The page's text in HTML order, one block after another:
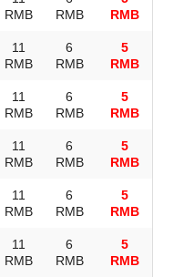
RMB
RMB
RMB
11
RMB
6
RMB
5
RMB
11
RMB
6
RMB
5
RMB
11
RMB
6
RMB
5
RMB
11
RMB
6
RMB
5
RMB
11
RMB
6
RMB
5
RMB